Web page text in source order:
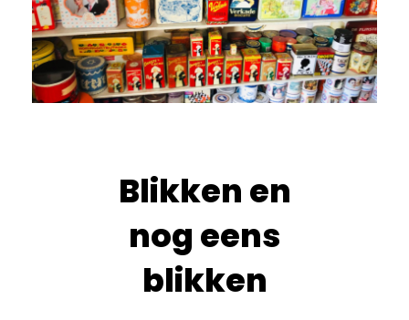
Blikken en
nog eens
blikken